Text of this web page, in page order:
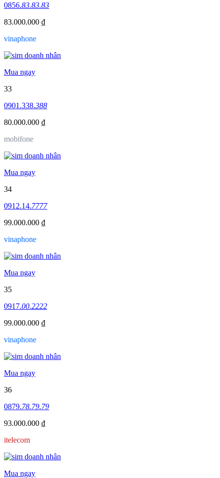
0856.83.83.83
83.000.000 ₫
vinaphone
Mua ngay
33
0901.338.388
80.000.000 ₫
mobifone
Mua ngay
34
0912.14.7777
99.000.000 ₫
vinaphone
Mua ngay
35
0917.00.2222
99.000.000 ₫
vinaphone
Mua ngay
36
0879.78.79.79
93.000.000 ₫
itelecom
Mua ngay